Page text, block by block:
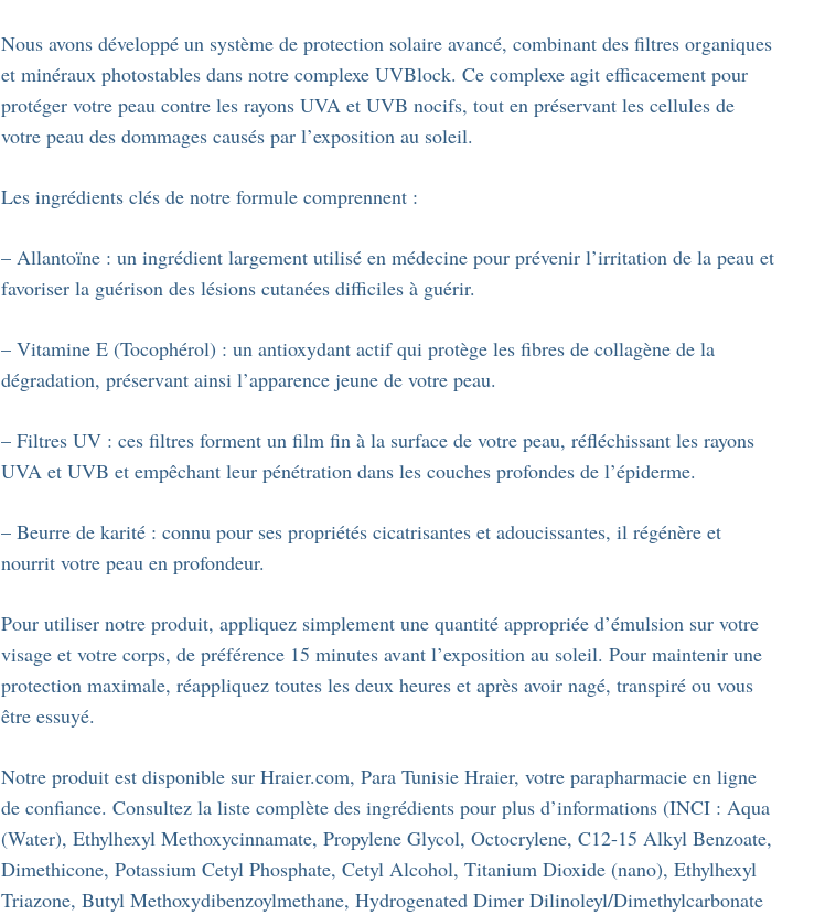
Nous avons développé un système de protection solaire avancé, combinant des filtres organiques
et minéraux photostables dans notre complexe UVBlock. Ce complexe agit efficacement pour
protéger votre peau contre les rayons UVA et UVB nocifs, tout en préservant les cellules de
votre peau des dommages causés par l’exposition au soleil.
Les ingrédients clés de notre formule comprennent :
– Allantoïne : un ingrédient largement utilisé en médecine pour prévenir l’irritation de la peau et
favoriser la guérison des lésions cutanées difficiles à guérir.
– Vitamine E (Tocophérol) : un antioxydant actif qui protège les fibres de collagène de la
dégradation, préservant ainsi l’apparence jeune de votre peau.
– Filtres UV : ces filtres forment un film fin à la surface de votre peau, réfléchissant les rayons
UVA et UVB et empêchant leur pénétration dans les couches profondes de l’épiderme.
– Beurre de karité : connu pour ses propriétés cicatrisantes et adoucissantes, il régénère et
nourrit votre peau en profondeur.
Pour utiliser notre produit, appliquez simplement une quantité appropriée d’émulsion sur votre
visage et votre corps, de préférence 15 minutes avant l’exposition au soleil. Pour maintenir une
protection maximale, réappliquez toutes les deux heures et après avoir nagé, transpiré ou vous
être essuyé.
Notre produit est disponible sur Hraier.com, Para Tunisie Hraier, votre parapharmacie en ligne
de confiance. Consultez la liste complète des ingrédients pour plus d’informations (INCI : Aqua
(Water), Ethylhexyl Methoxycinnamate, Propylene Glycol, Octocrylene, C12-15 Alkyl Benzoate,
Dimethicone, Potassium Cetyl Phosphate, Cetyl Alcohol, Titanium Dioxide (nano), Ethylhexyl
Triazone, Butyl Methoxydibenzoylmethane, Hydrogenated Dimer Dilinoleyl/Dimethylcarbonate